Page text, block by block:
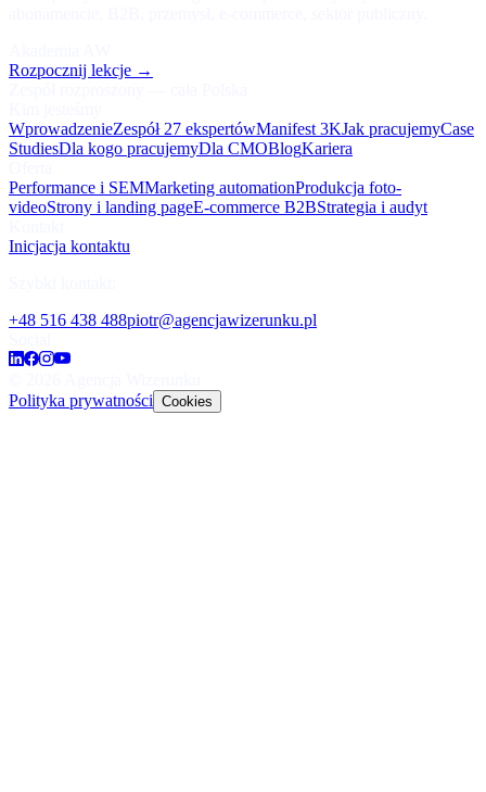
Rozpocznij lekcje →
WprowadzenieZespół 27 ekspertówManifest 3KJak pracujemyCase
StudiesDla kogo pracujemyDla CMOBlogKariera
Performance i SEMMarketing automationProdukcja foto-
videoStrony i landing pageE-commerce B2BStrategia i audyt
Inicjacja kontaktu
+48 516 438 488piotr@agencjawizerunku.pl
Polityka prywatności Cookies